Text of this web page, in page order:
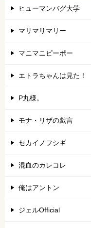
ヒューマンバグ大学
マリマリマリー
マニマニピーポー
エトラちゃんは見た！
P丸様。
モナ・リザの戯言
セカイノフシギ
混血のカレコレ
俺はアントン
ジェルOfficial